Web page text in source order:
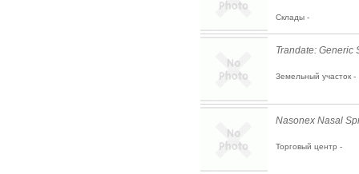
Склады -
Trandate: Generic
Земельный участок -
Nasonex Nasal
Торговый центр -